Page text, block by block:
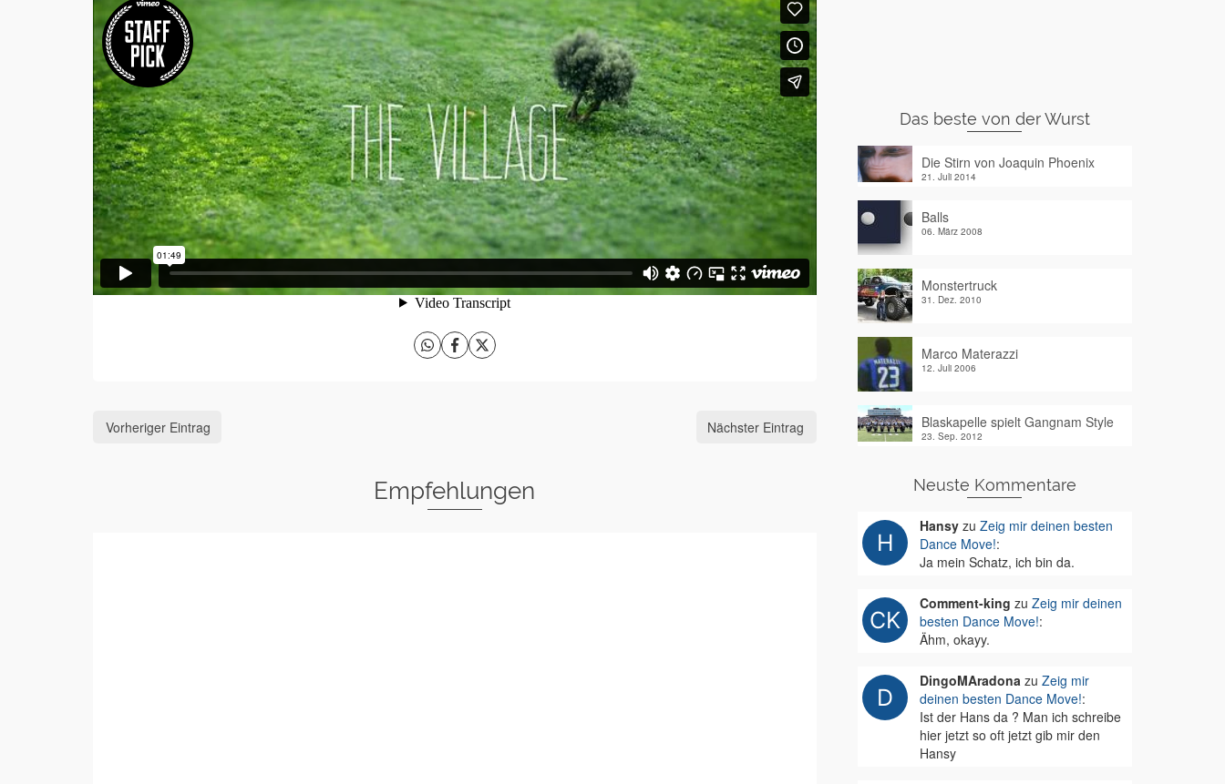
Vorheriger Eintrag Nächster Eintrag
Empfehlungen
Das beste von der Wurst
Die Stirn von Joaquin Phoenix
21. Juli 2014
Balls
06. März 2008
Monstertruck
31. Dez. 2010
Marco Materazzi
12. Juli 2006
Blaskapelle spielt Gangnam Style
23. Sep. 2012
Neuste Kommentare
Hansyzu Zeig mir deinen besten
Dance Move!:
Ja mein Schatz, ich bin da.
Comment-king zu Zeig mir deinen
besten Dance Move!:
Ähm, okayy.
DingoMAradonazu Zeig mir
deinen besten Dance Move!:
Ist der Hans da ? Man ich schreibe
hier jetzt so oft jetzt gib mir den
Hansy